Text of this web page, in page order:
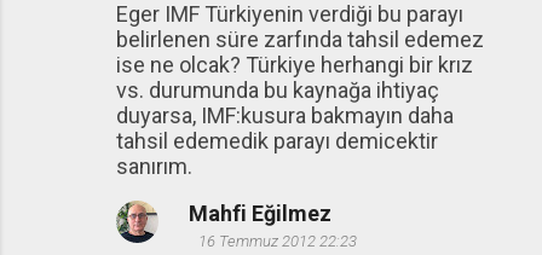
Eger IMF Türkiyenin verdiği bu parayı
belirlenen süre zarfında tahsil edemez
ise ne olcak? Türkiye herhangi bir krız
vs. durumunda bu kaynağa ihtiyaç
duyarsa, IMF:kusura bakmayın daha
tahsil edemedik parayı demicektir
sanırım.
Mahfi Eğilmez
16 Temmuz 2012 22:23